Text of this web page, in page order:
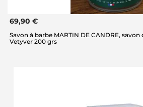
69,90 €
Savon à barbe MARTIN DE CANDRE,
Vetyver 200 grs